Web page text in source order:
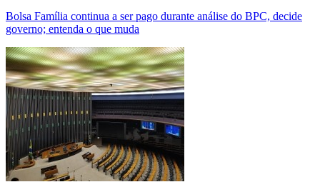
Bolsa Família continua a ser pago durante análise do BPC, decide
governo; entenda o que muda